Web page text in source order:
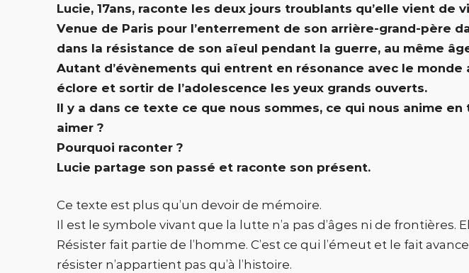
Lucie, 17ans, raconte les deux jours troublants qu’elle vient de
Venue de Paris pour l’enterrement de son arrière-grand-père
dans la résistance de son aïeul pendant la guerre, au même
Autant d’évènements qui entrent en résonance avec le
éclore et sortir de l’adolescence les yeux grands ouverts.
Il y a dans ce texte ce que nous sommes, ce qui nous anime
aimer ?
Pourquoi raconter ?
Lucie partage son passé et raconte son présent.
Ce texte est plus qu’un devoir de mémoire.
Il est le symbole vivant que la lutte n’a pas d’âges ni de frontières.
Résister fait partie de l’homme. C’est ce qui l’émeut et le fait
résister n’appartient pas qu’à l’histoire.